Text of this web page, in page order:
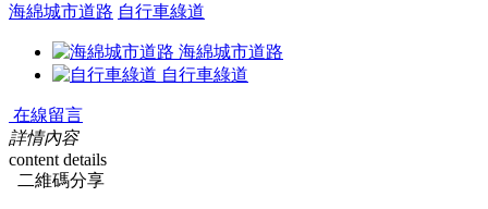
海綿城市道路 自行車綠道
海綿城市道路
自行車綠道
在線留言
詳情內容
content details
二維碼分享